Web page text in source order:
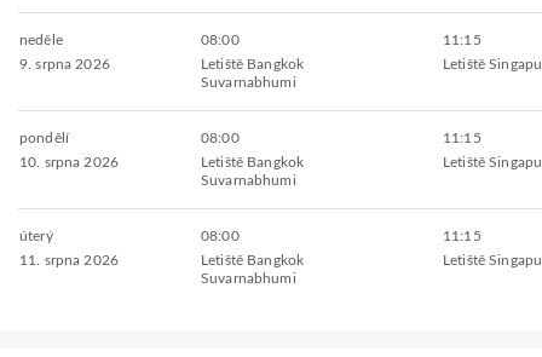
neděle
9. srpna 2026
08:00
Letiště Bangkok
Suvarnabhumi
11:15
Letiště
pondělí
10. srpna 2026
08:00
Letiště Bangkok
Suvarnabhumi
11:15
Letiště
úterý
11. srpna 2026
08:00
Letiště Bangkok
Suvarnabhumi
11:15
Letiště